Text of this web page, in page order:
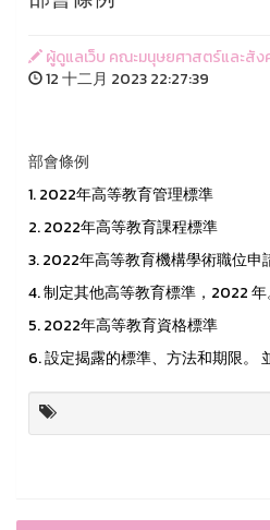
ผู้ดูแลเว็บ คณะมนุษยศาสตร์และสั
12 十二月 2023 22:27:39
部會條例
1. 2022年高等教育管理標準
2. 2022年高等教育課程標準
3. 2022年高等教育機構學術職位申
4. 制定其他高等教育標準，2022 年
5. 2022年高等教育資格標準
6. 設定揭露的標準、方法和期限。